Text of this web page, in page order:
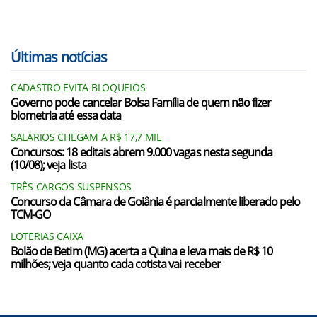
Últimas notícias
CADASTRO EVITA BLOQUEIOS
Governo pode cancelar Bolsa Família de quem não fizer
biometria até essa data
SALÁRIOS CHEGAM A R$ 17,7 MIL
Concursos: 18 editais abrem 9.000 vagas nesta segunda
(10/08); veja lista
TRÊS CARGOS SUSPENSOS
Concurso da Câmara de Goiânia é parcialmente liberado pelo
TCM-GO
LOTERIAS CAIXA
Bolão de Betim (MG) acerta a Quina e leva mais de R$ 10
milhões; veja quanto cada cotista vai receber